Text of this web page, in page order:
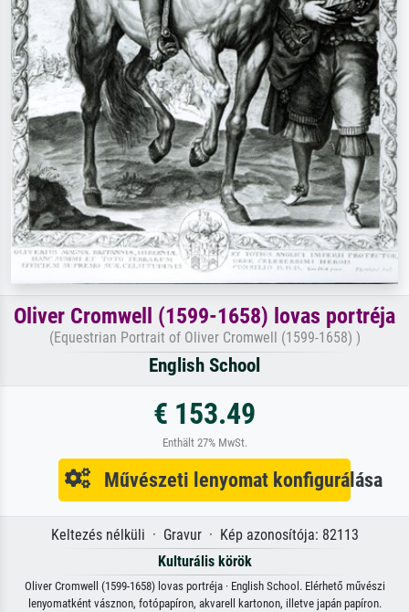
Oliver Cromwell (1599-1658) lovas portréja
(Equestrian Portrait of Oliver Cromwell (1599-1658) )
English School
€ 153.49
Enthält 27% MwSt.
Művészeti lenyomat konfigurálása
Keltezés nélküli · Gravur · Kép azonosítója: 82113
Kulturális körök
Oliver Cromwell (1599-1658) lovas portréja · English School. Elérhető művészi
lenyomatként vásznon, fotópapíron, akvarell kartonon, illetve japán papíron.